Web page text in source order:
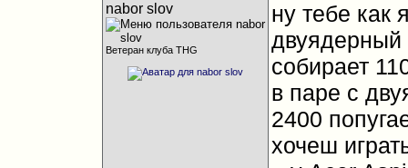
nabor slov
Ветеран клуба THG
ну тебе как
двуядерный
собирает
в паре с
2400
хочеш